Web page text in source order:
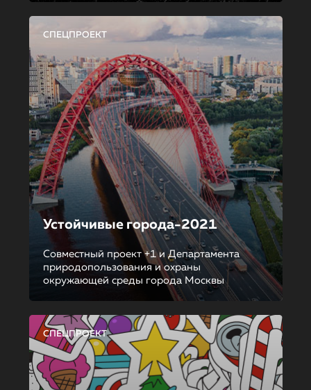
СПЕЦПРОЕКТ
Устойчивые города-2021
Совместный проект +1 и Департамента
природопользования и охраны
окружающей среды города Москвы
СПЕЦПРОЕКТ